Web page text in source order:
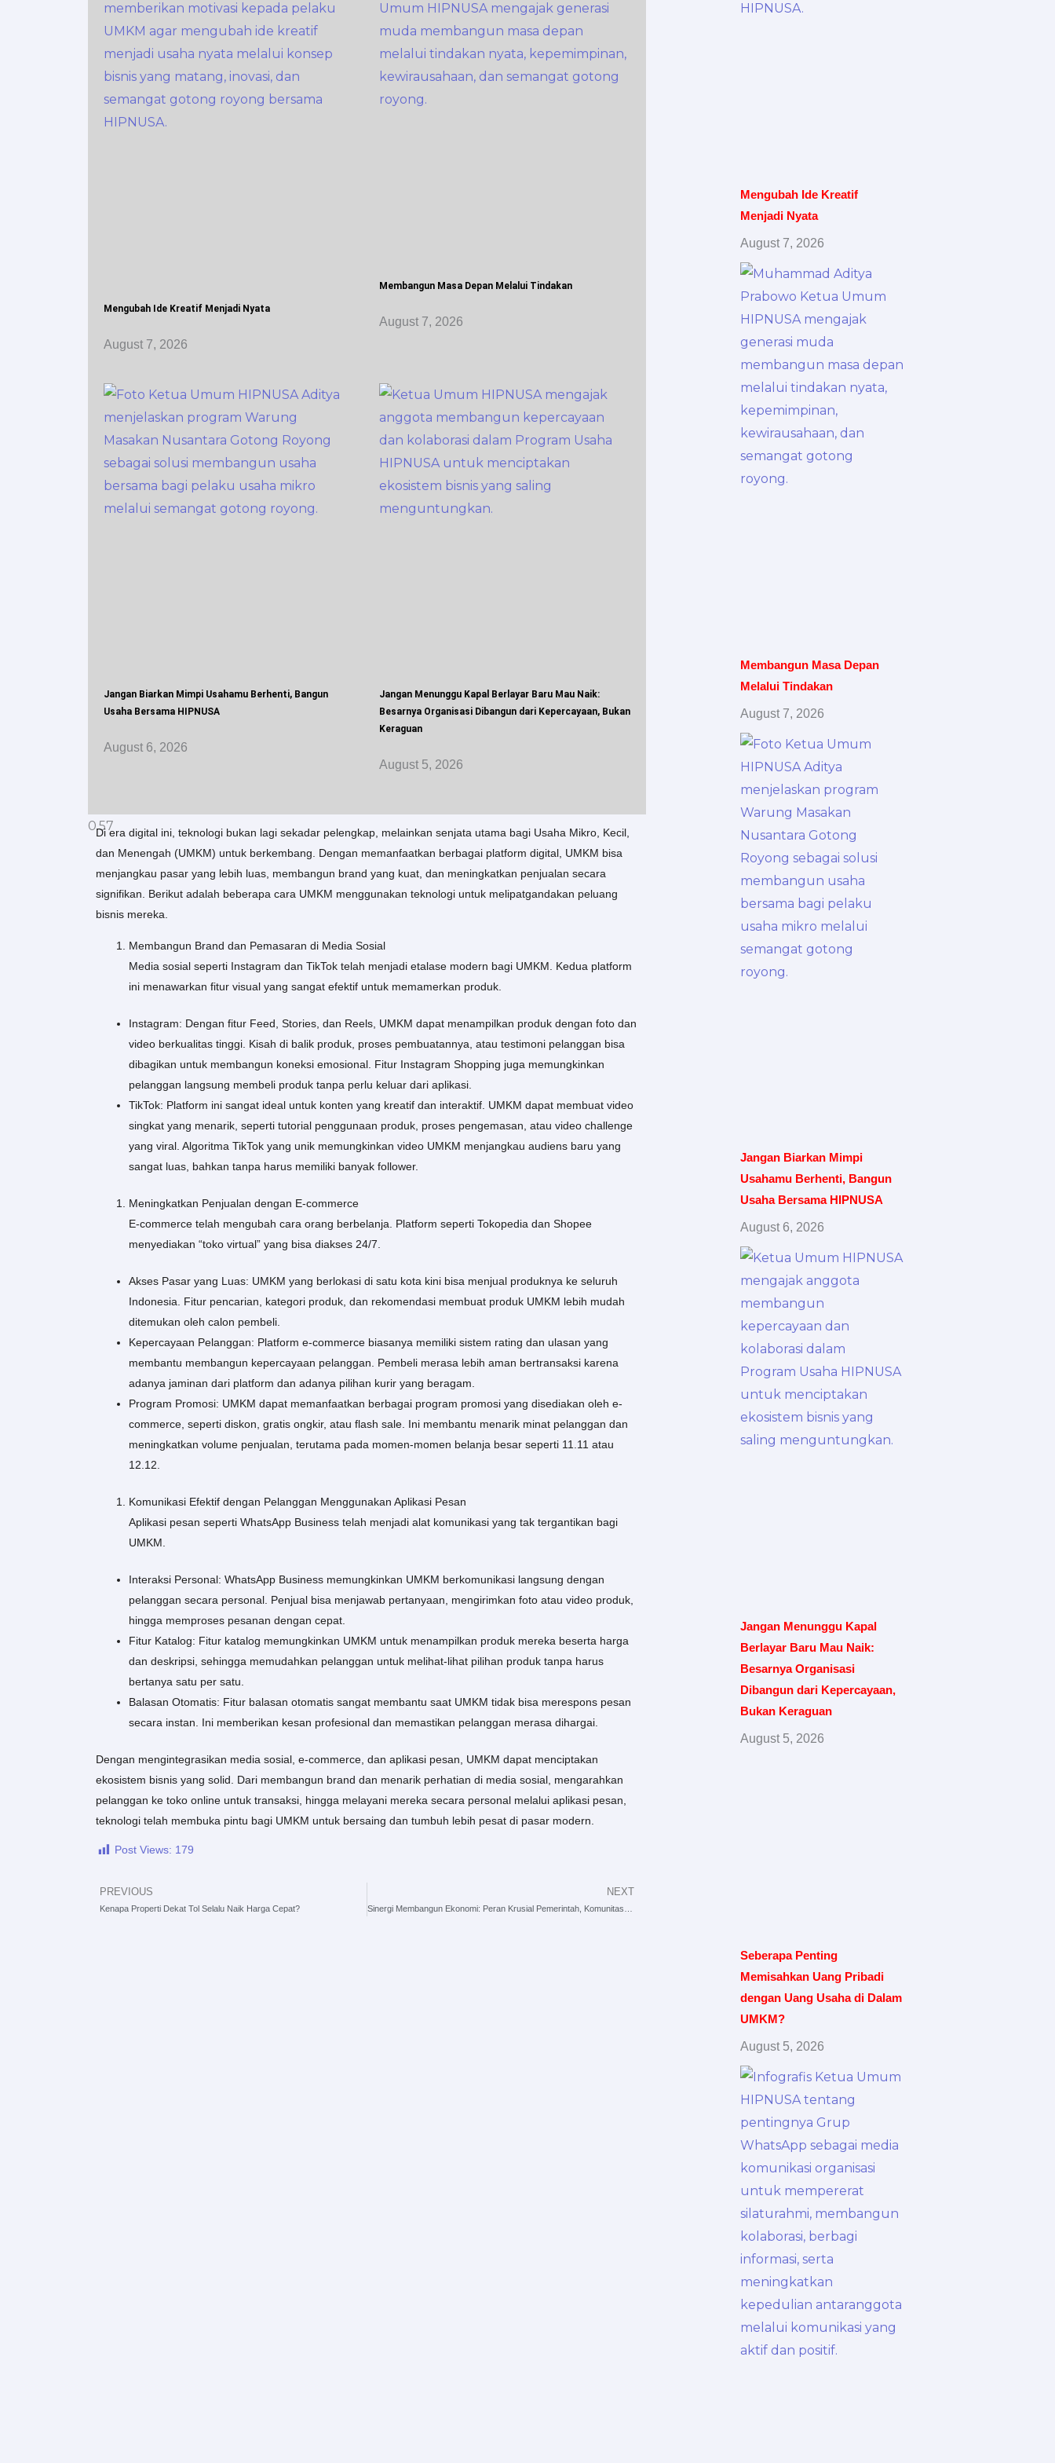
Mengubah Ide Kreatif Menjadi Nyata
August 7, 2026
Membangun Masa Depan Melalui Tindakan
August 7, 2026
Jangan Biarkan Mimpi Usahamu Berhenti, Bangun
Usaha Bersama HIPNUSA
August 6, 2026
Jangan Menunggu Kapal Berlayar Baru Mau Naik:
Besarnya Organisasi Dibangun dari Kepercayaan, Bukan
Keraguan
August 5, 2026
Di era digital ini, teknologi bukan lagi sekadar pelengkap, melainkan senjata utama bagi Usaha Mikro, Kecil,
dan Menengah (UMKM) untuk berkembang. Dengan memanfaatkan berbagai platform digital, UMKM bisa
menjangkau pasar yang lebih luas, membangun brand yang kuat, dan meningkatkan penjualan secara
signifikan. Berikut adalah beberapa cara UMKM menggunakan teknologi untuk melipatgandakan peluang
bisnis mereka.
Membangun Brand dan Pemasaran di Media Sosial
Media sosial seperti Instagram dan TikTok telah menjadi etalase modern bagi UMKM. Kedua platform
ini menawarkan fitur visual yang sangat efektif untuk memamerkan produk.
Instagram: Dengan fitur Feed, Stories, dan Reels, UMKM dapat menampilkan produk dengan foto dan
video berkualitas tinggi. Kisah di balik produk, proses pembuatannya, atau testimoni pelanggan bisa
dibagikan untuk membangun koneksi emosional. Fitur Instagram Shopping juga memungkinkan
pelanggan langsung membeli produk tanpa perlu keluar dari aplikasi.
TikTok: Platform ini sangat ideal untuk konten yang kreatif dan interaktif. UMKM dapat membuat video
singkat yang menarik, seperti tutorial penggunaan produk, proses pengemasan, atau video challenge
yang viral. Algoritma TikTok yang unik memungkinkan video UMKM menjangkau audiens baru yang
sangat luas, bahkan tanpa harus memiliki banyak follower.
Meningkatkan Penjualan dengan E-commerce
E-commerce telah mengubah cara orang berbelanja. Platform seperti Tokopedia dan Shopee
menyediakan “toko virtual” yang bisa diakses 24/7.
Akses Pasar yang Luas: UMKM yang berlokasi di satu kota kini bisa menjual produknya ke seluruh
Indonesia. Fitur pencarian, kategori produk, dan rekomendasi membuat produk UMKM lebih mudah
ditemukan oleh calon pembeli.
Kepercayaan Pelanggan: Platform e-commerce biasanya memiliki sistem rating dan ulasan yang
membantu membangun kepercayaan pelanggan. Pembeli merasa lebih aman bertransaksi karena
adanya jaminan dari platform dan adanya pilihan kurir yang beragam.
Program Promosi: UMKM dapat memanfaatkan berbagai program promosi yang disediakan oleh e-
commerce, seperti diskon, gratis ongkir, atau flash sale. Ini membantu menarik minat pelanggan dan
meningkatkan volume penjualan, terutama pada momen-momen belanja besar seperti 11.11 atau
12.12.
Komunikasi Efektif dengan Pelanggan Menggunakan Aplikasi Pesan
Aplikasi pesan seperti WhatsApp Business telah menjadi alat komunikasi yang tak tergantikan bagi
UMKM.
Interaksi Personal: WhatsApp Business memungkinkan UMKM berkomunikasi langsung dengan
pelanggan secara personal. Penjual bisa menjawab pertanyaan, mengirimkan foto atau video produk,
hingga memproses pesanan dengan cepat.
Fitur Katalog: Fitur katalog memungkinkan UMKM untuk menampilkan produk mereka beserta harga
dan deskripsi, sehingga memudahkan pelanggan untuk melihat-lihat pilihan produk tanpa harus
bertanya satu per satu.
Balasan Otomatis: Fitur balasan otomatis sangat membantu saat UMKM tidak bisa merespons pesan
secara instan. Ini memberikan kesan profesional dan memastikan pelanggan merasa dihargai.
Dengan mengintegrasikan media sosial, e-commerce, dan aplikasi pesan, UMKM dapat menciptakan
ekosistem bisnis yang solid. Dari membangun brand dan menarik perhatian di media sosial, mengarahkan
pelanggan ke toko online untuk transaksi, hingga melayani mereka secara personal melalui aplikasi pesan,
teknologi telah membuka pintu bagi UMKM untuk bersaing dan tumbuh lebih pesat di pasar modern.
Post Views: 179
Prev
PREVIOUS
Kenapa Properti Dekat Tol Selalu Naik Harga Cepat?
NEXT
Mengubah Ide Kreatif
Menjadi Nyata
August 7, 2026
Membangun Masa Depan
Melalui Tindakan
August 7, 2026
Jangan Biarkan Mimpi
Usahamu Berhenti, Bangun
Usaha Bersama HIPNUSA
August 6, 2026
Jangan Menunggu Kapal
Berlayar Baru Mau Naik:
Besarnya Organisasi
Dibangun dari Kepercayaan,
Bukan Keraguan
August 5, 2026
Seberapa Penting
Memisahkan Uang Pribadi
dengan Uang Usaha di Dalam
UMKM?
August 5, 2026